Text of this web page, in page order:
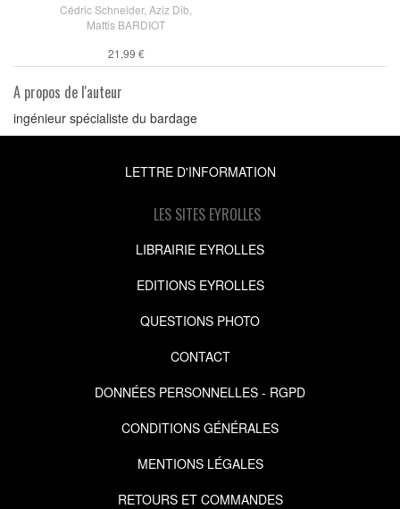
Cédric Schneider, Aziz Dib
Mattis BARDIOT
21,99 €
A propos de l'auteur
ingénieur spécialiste du bardage
LETTRE D'INFORMATION
LES SITES EYROLLES
LIBRAIRIE EYROLLES
EDITIONS EYROLLES
QUESTIONS PHOTO
CONTACT
DONNÉES PERSONNELLES - RGPD
CONDITIONS GÉNÉRALES
MENTIONS LÉGALES
RETOURS ET COMMANDES